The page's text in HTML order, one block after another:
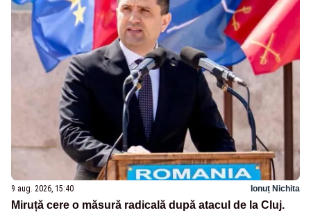
9 aug. 2026, 15:40 Ionuț Nichita
Miruță cere o măsură radicală după atacul de la Cluj.